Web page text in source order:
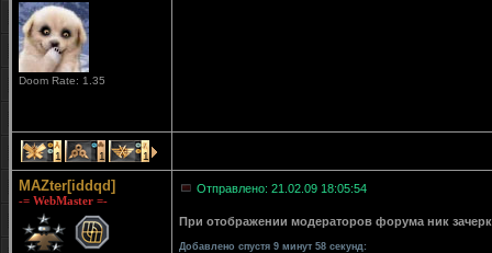
Doom Rate: 1.35
1 1 1
MAZter[iddqd]
-= WebMaster =-
Отправлено: 21.02.09 18:05:54
При отображении модераторов форума ник
Добавлено спустя 9 минут 58 секунд: